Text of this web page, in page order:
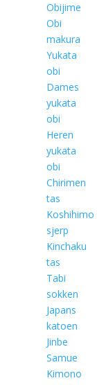
Obijime
Obi
makura
Yukata
obi
Dames
yukata
obi
Heren
yukata
obi
Chirimen
tas
Koshihimo
sjerp
Kinchaku
tas
Tabi
sokken
Japans
katoen
Jinbe
Samue
Kimono